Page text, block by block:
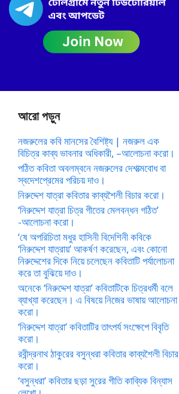
আরো পড়ুন
নজরুলের কবি মানসের বৈশিষ্ট্য | নজরুল এক
বিচিত্র কাব্য ভাবনার অধিকারী, –আলোচনা করো।
পঠিত কবিতা অবলম্বনে নজরুলের দেশাত্মবোধ বা
স্বদেশপ্রেমের পরিচয় দাও।
নিরুদ্দেশ যাত্রা কবিতার কাব্যশৈলী বিচার করো।
‘নিরুদ্দেশ যাত্রা চিত্র গীতের মেলবন্ধন গঠিত’
-আলোচনা করো।
‘ষে অপরিচিতা মধুর হাসিনী বিদেশিনী কবিকে
‘নিরুদ্দেশ যাত্রায়’ আকর্ষণ করেছেন, এবং কোনো
নিরুদ্দেশের দিকে নিয়ে চলেছেন কবিতাটি পর্যালোচনা
করে তা বুঝিয়ে দাও।
অনেকে ‘নিরুদ্দেশ যাত্রা’ কবিতাটিকে চিত্রধর্মী বলে
ব্যাখ্যা করেছেন। এ বিষয়ে নিজের ভাষায় আলোচনা
করো।
‘নিরুদ্দেশ যাত্রা’ কবিতাটির তাৎপর্য সংক্ষেপে বিবৃতি
করো।
রবীন্দ্রনাথ ঠাকুরের বসুন্ধরা কবিতার কাব্যশৈলী বিচার
করো।
‘বসুন্ধরা’ কবিতার ছড়া সুরের গীতি কাব্যিক বিন্যাস